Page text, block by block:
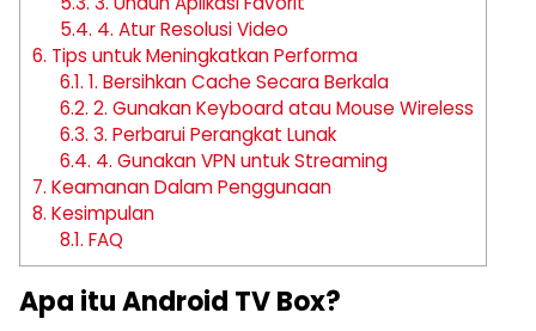
5.4. 4. Atur Resolusi Video
6. Tips untuk Meningkatkan Performa
6.1. 1. Bersihkan Cache Secara Berkala
6.2. 2. Gunakan Keyboard atau Mouse Wireless
6.3. 3. Perbarui Perangkat Lunak
6.4. 4. Gunakan VPN untuk Streaming
7. Keamanan Dalam Penggunaan
8. Kesimpulan
8.1. FAQ
Apa itu Android TV Box?